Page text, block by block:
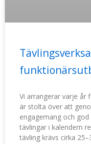
Vi arrangerar varje år
är stolta över att
engagemang och
tävlingar i kalendern
tävling krävs cirka